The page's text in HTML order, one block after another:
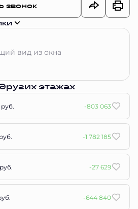
звонок
вид из окна
этажах
-803 063
-1 782 185
-27 629
-644 840